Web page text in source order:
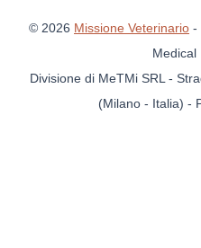
© 2026 Missione Veterinario -
Medical
Divisione di MeTMi SRL -
(Milano - Italia) -